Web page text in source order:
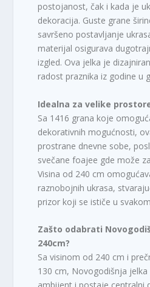
postojanost, čak i kada je
dekoracija. Guste grane
savršeno postavljanje
materijal osigurava
izgled. Ova jelka je
radost praznika iz godine u
Idealna za velike
Sa 1416 grana koje
dekorativnih mogućnosti,
prostrane dnevne sobe,
svečane foajee gde može
Visina od 240 cm
raznobojnih ukrasa,
prizor koji se ističe u
Zašto odabrati
240cm?
Sa visinom od 240 cm i
130 cm, Novogodišnja